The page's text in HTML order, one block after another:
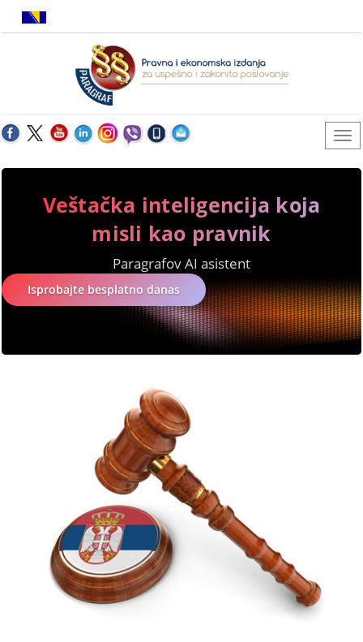
Veštačka inteligencija koja
misli kao pravnik
Paragrafov AI asistent
Isprobajte besplatno danas